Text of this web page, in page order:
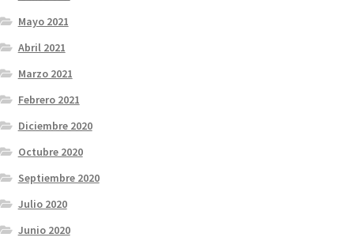
Mayo 2021
Abril 2021
Marzo 2021
Febrero 2021
Diciembre 2020
Octubre 2020
Septiembre 2020
Julio 2020
Junio 2020